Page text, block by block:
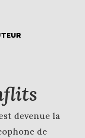
devenue la
de